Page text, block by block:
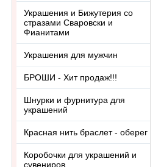
Украшения и Бижутерия со
стразами Сваровски и
Фианитами
Украшения для мужчин
БРОШИ - Хит продаж!!!
Шнурки и фурнитура для
украшений
Красная нить браслет - оберег
Коробочки для украшений и
сувениров